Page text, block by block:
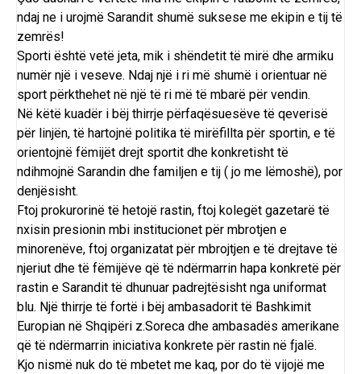
ndaj ne i urojmë Sarandit shumë suksese me ekipin e tij të
zemrës!
Sporti është vetë jeta, mik i shëndetit të mirë dhe armiku
numër një i veseve. Ndaj një i ri më shumë i orientuar në
sport përkthehet në një të ri më të mbarë për vendin.
Në këtë kuadër i bëj thirrje përfaqësuesëve të qeverisë
për linjën, të hartojnë politika të mirëfillta për sportin, e të
orientojnë fëmijët drejt sportit dhe konkretisht të
ndihmojnë Sarandin dhe familjen e tij ( jo me lëmoshë), por
denjësisht.
Ftoj prokurorinë të hetojë rastin, ftoj kolegët gazetarë të
nxisin presionin mbi institucionet për mbrotjen e
minorenëve, ftoj organizatat për mbrojtjen e të drejtave të
njeriut dhe të fëmijëve që të ndërmarrin hapa konkretë për
rastin e Sarandit të dhunuar padrejtësisht nga uniformat
blu. Një thirrje të fortë i bëj ambasadorit të Bashkimit
Europian në Shqipëri z.Soreca dhe ambasadës amerikane
që të ndërmarrin iniciativa konkrete për rastin në fjalë.
Kjo nismë nuk do të mbetet me kaq, por do të vijojë me